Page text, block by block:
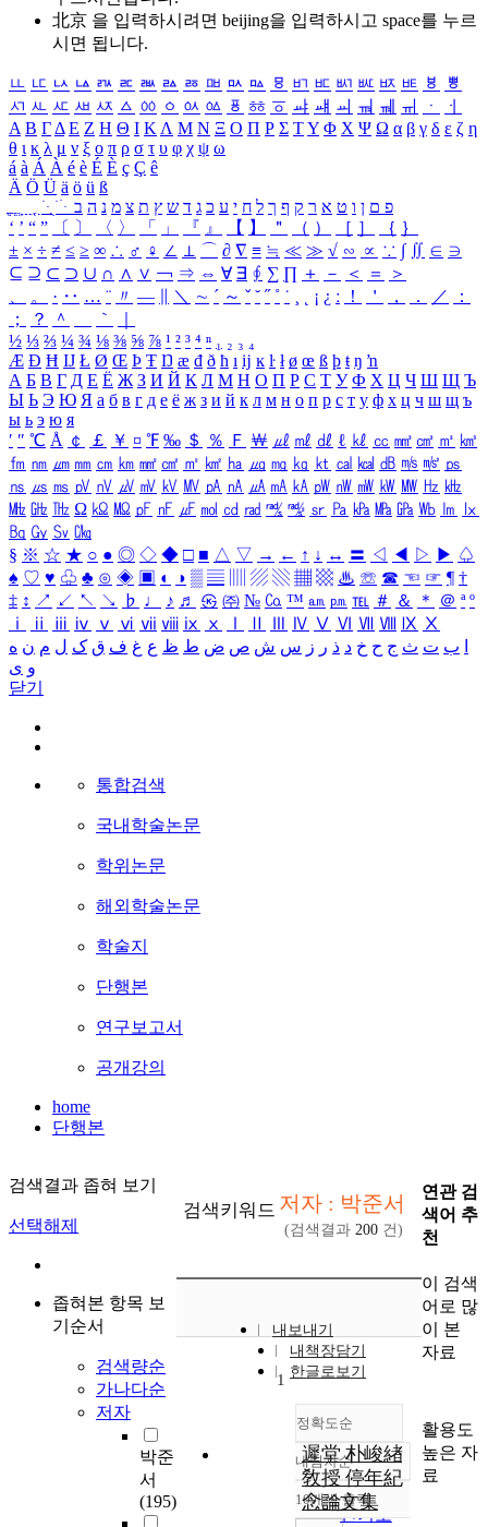
北京 을 입력하시려면 beijing을 입력하시고 space를 누르
시면 됩니다.
ㅥ ㅦ ㅧ ㅨ ㅩ ㅪ ㅫ ㅬ ㅭ ㅮ ㅯ ㅰ ㅱ ㅲ ㅳ ㅴ ㅵ ㅶ ㅷ ㅸ
ㅹ
ㅺ ㅻ ㅼ ㅽ ㅾ ㅿ ㆀ ㆁ ㆂ ㆃ ㆄ ㆅ ㆆ ㆇ ㆈ ㆉ ㆊ ㆋ ㆌ ㆍ
ㆎ
Α Β ΓΔ Ε Ζ Η Θ Ι ΚΛ Μ Ν Ξ Ο Π Ρ Σ ΤΥ Φ Χ Ψ Ω α β γ δ ε ζ η
θ ι κ λ μ ν ξ ο π ρ σ τ υ φ χ ψ ω
á à Á À é è É È ç Ç ê
Ä Ö Ü ä ö ü ß
ִֶֹ ֻּ ׁׂ פ ם ן ו ט א ר ק ף ך ל ח י ע כ ג ד ש ץ ת צ מ נ ה ב
‘ ’ “ ” 〔 〕 〈 〉 「 」 『 』 【 】 ＂ （ ） ［ ］ ｛ ｝
± × ÷ ≠ ≤ ≥ ∞ ∴ ♂ ♀ ∠ ⊥ ⌒ ∂ ∇ ≡ ≒ ≪ ≫ √ ∽ ∝ ∵ ∫ ∬ ∈ ∋
⊆ ⊇ ⊂ ⊃ ∪ ∩ ∧ ∨ ￢ ⇒ ⇔ ∀ ∃ ∮ ∑ ∏ ＋ － ＜ ＝
＞
、
。 · ‥ … ¨ 〃 ― ＼ ∼ ´ ～ ˇ ˘ ˝ ˚ ˙ ¸ ¡ ¿ ː ！ ＇ ， ． ／
：
；
？ ＾ ｀
½ ⅓ ⅔ ¼ ¾ ⅛ ⅜ ⅝ ⅞ ¹ ² ³ ⁴ ⁿ ₁ ₂ ₃ ₄
Æ Ð Ħ Ĳ Ł Ø Œ Þ Ŧ Ŋ æ đ ð ħ ı ĳ ĸ ŀ ł ø œ ß þ ŧ ŋ ŉ
А Б В Г Д Е Ё Ж З И Й К Л М Н О П Р С Т У Ф Х Ц Ч Ш Щ Ъ
Ы Ь Э Ю Я а б в г д е ё ж з и й к л м н о п р с т у ф х ц ч ш щ ъ
ы ь э ю я
′ ″ ℃ Å ￠ ￡ ￥ ¤ ℉ ‰ ＄ ％ Ｆ ￦ ㎕ ㎖ ㎗ ℓ ㎘ ㏄ ㎣ ㎤ ㎥ ㎦
㎙ ㎚ ㎛ ㎜ ㎝ ㎞ ㎟ ㎠ ㎡ ㎢ ㏊ ㎍ ㎎ ㎏ ㏏ ㎈ ㎉ ㏈ ㎧ ㎨ ㎰
㎱ ㎲ ㎳ ㎴ ㎵ ㎶ ㎷ ㎸ ㎹ ㎀ ㎁ ㎂ ㎃ ㎄ ㎺ ㎻ ㎽ ㎾ ㎿ ㎐ ㎑
㎒ ㎓ ㎔ Ω ㏀ ㏁ ㎊ ㎋ ㎌ ㏖ ㏅ ㎭ ㎮ ㎯ ㏛ ㎩ ㎪ ㎫ ㎬ ㏝ ㏐
㏓
㏃ ㏉ ㏜ ㏆
§ ※ ☆ ★ ○ ● ◎ ◇ ◆ □ ■ △ ▽ → ← ↑ ↓ ↔ 〓 ◁ ◀ ▷ ▶ ♤
♠ ♡ ♥ ♧ ♣ ⊙ ◈ ▣ ◐ ◑ ▒ ▤ ▨ ▧ ▦ ▩ ♨ ☏ ☎ ☜ ☞ ¶ †
‡ ↕ ↗ ↙ ↖ ↘ ♭ ♩ ♪ ♬ ㉿ ㈜ № ㏇ ™ ㏂ ㏘ ℡ ＃ ＆ ＊ ＠ ª º
ⅰ
ⅱ ⅲ ⅳ ⅴ ⅵ ⅶ ⅷ ⅸ ⅹ Ⅳ Ⅴ Ⅵ Ⅶ Ⅷ Ⅸ Ⅹ
ب ت ث ج ح خ د ذ ر ز س ش ص ض ط ظ ع غ ف ق ک ل م ن ه
و ی
닫기
통합검색
국내학술논문
학위논문
해외학술논문
학술지
단행본
연구보고서
공개강의
home
단행본
검색결과 좁혀 보기
선택해제
좁혀본 항목 보
기순서
검색량순
가나다순
저자
박준
서
(195)
검색키워드 저자 : 박준서
(검색결과 200 건)
내보내기
내책장담기
한글로보기
정확도순
정확도
순
인기도
내림차순
내림차순
10개씩 출력
1
遲堂 朴峻緖
敎授 停年紀
念論文集
연관 검
색어 추
천
이 검색
어로 많
이 본
자료
활용도
높은 자
료